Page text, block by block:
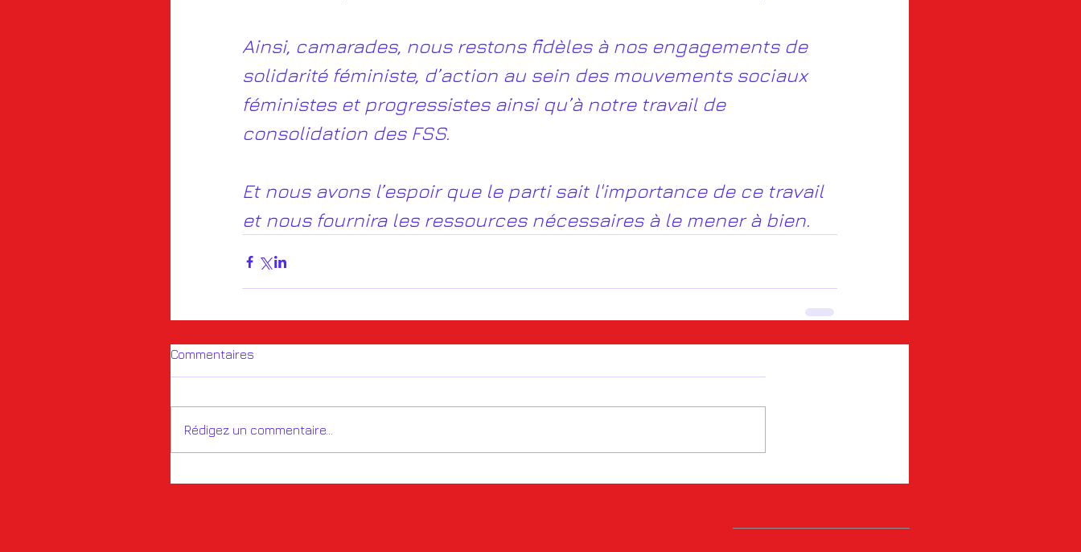
Ainsi, camarades, nous restons fidèles à nos engagements de
solidarité féministe, d’action au sein des mouvements sociaux
féministes et progressistes ainsi qu’à notre travail de
consolidation des FSS.
Et nous avons l’espoir que le parti sait l'importance de ce travail
et nous fournira les ressources nécessaires à le mener à bien.
Commentaires
Rédigez un commentaire...